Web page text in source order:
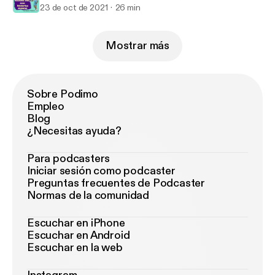
23 de oct de 2021 26 min
Mostrar más
Sobre Podimo
Empleo
Blog
¿Necesitas ayuda?
Para podcasters
Iniciar sesión como podcaster
Preguntas frecuentes de Podcaster
Normas de la comunidad
Escuchar en iPhone
Escuchar en Android
Escuchar en la web